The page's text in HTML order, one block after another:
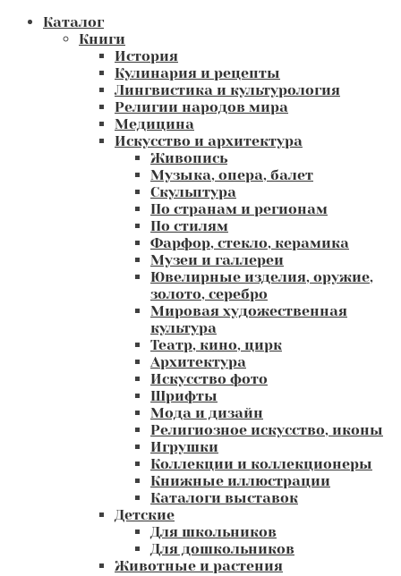
Каталог
Книги
История
Кулинария и рецепты
Лингвистика и культурология
Религии народов мира
Медицина
Искусство и архитектура
Живопись
Музыка, опера, балет
Скульптура
По странам и регионам
По стилям
Фарфор, стекло, керамика
Музеи и галлереи
Ювелирные изделия, оружие,
золото, серебро
Мировая художественная
культура
Театр, кино, цирк
Архитектура
Искусство фото
Шрифты
Мода и дизайн
Религиозное искусство, иконы
Игрушки
Коллекции и коллекционеры
Книжные иллюстрации
Каталоги выставок
Детские
Для школьников
Для дошкольников
Животные и растения